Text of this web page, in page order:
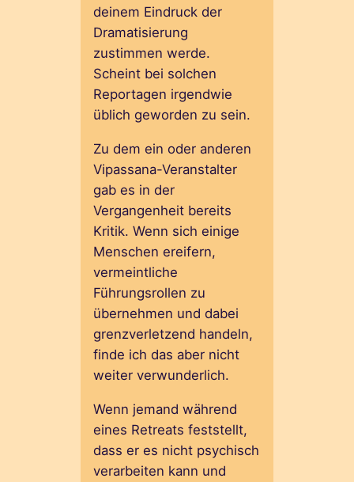
deinem Eindruck der
Dramatisierung
zustimmen werde.
Scheint bei solchen
Reportagen irgendwie
üblich geworden zu sein.
Zu dem ein oder anderen
Vipassana-Veranstalter
gab es in der
Vergangenheit bereits
Kritik. Wenn sich einige
Menschen ereifern,
vermeintliche
Führungsrollen zu
übernehmen und dabei
grenzverletzend handeln,
finde ich das aber nicht
weiter verwunderlich.
Wenn jemand während
eines Retreats feststellt,
dass er es nicht psychisch
verarbeiten kann und